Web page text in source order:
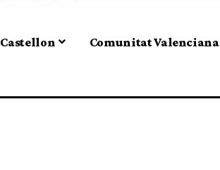
Castellon Comunitat Valenciana